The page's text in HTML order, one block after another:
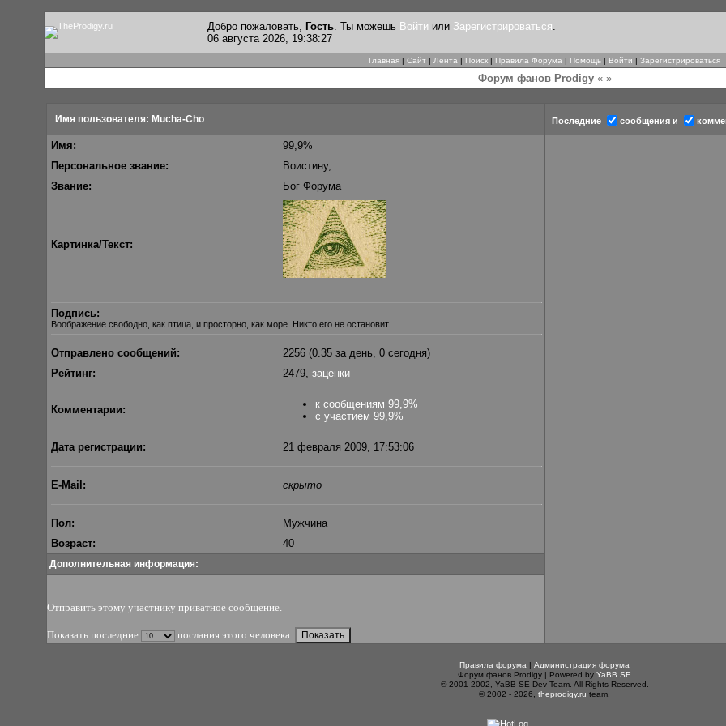
Добро пожаловать, Гость. Ты можешь Войти или Зарегистрироваться.
06 августа 2026, 19:38:27
Главная | Сайт | Лента | Поиск | Правила Форума | Помощь | Войти | Зарегистрироваться
Форум фанов Prodigy« »
Имя пользователя: Mucha-Cho Последние сообщения и
Имя:
99,9%
Персональное звание:
Воистину,
Звание:
Бог Форума
Картинка/Текст:
Подпись:
Воображение свободно, как птица, и просторно, как море. Никто его не остановит.
Отправлено сообщений:
2256 (0.35 за день, 0 сегодня)
Рейтинг:
2479, заценки
Комментарии:
к сообщениям 99,9%
с участием 99,9%
Дата регистрации: 21 февраля 2009, 17:53:06
E-Mail: скрыто
Пол:
Мужчина
Возраст:
40
Дополнительная информация:
Отправить этому участнику приватное сообщение.
Показать последние послания этого человека.
Правила форума | Администрация форума
Форум фанов Prodigy | Powered by YaBB SE
© 2001-2002, YaBB SE Dev Team. All Rights Reserved.
© 2002 - 2026, theprodigy.ru team.